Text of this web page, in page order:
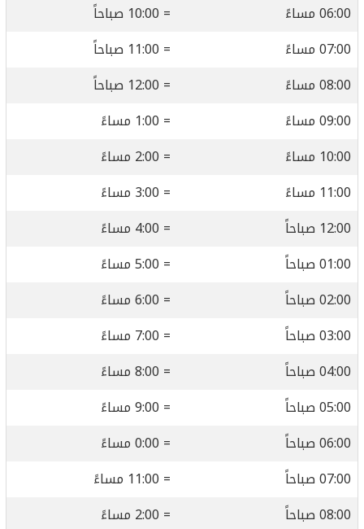
06:00 مساءً
= 10:00 صباحاً
07:00 مساءً
= 11:00 صباحاً
08:00 مساءً
= 12:00 صباحاً
09:00 مساءً
= 1:00 مساءً
10:00 مساءً
= 2:00 مساءً
11:00 مساءً
= 3:00 مساءً
12:00 صباحاً
= 4:00 مساءً
01:00 صباحاً
= 5:00 مساءً
02:00 صباحاً
= 6:00 مساءً
03:00 صباحاً
= 7:00 مساءً
04:00 صباحاً
= 8:00 مساءً
05:00 صباحاً
= 9:00 مساءً
06:00 صباحاً
= 0:00 مساءً
07:00 صباحاً
= 11:00 مساءً
08:00 صباحاً
= 2:00 مساءً